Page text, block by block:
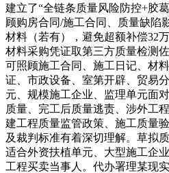
建立了“全链条质量风险防控+胶
顾购房合同/施工合同、质量缺陷
材料（若有），避免超额补偿32
材料采购凭证取第三方质量检测
可照顾施工合同、施工日记、材
证、市政设备、室第开辟、贸易
元、规模施工企业、监理单元面
质量、完工后质量逃责、涉外工
建工程质量监管政策、施工质量
及裁判标准有着深切理解。草拟
适合外资扶植单元、大型施工企
工程买卖当事人。代办署理某现